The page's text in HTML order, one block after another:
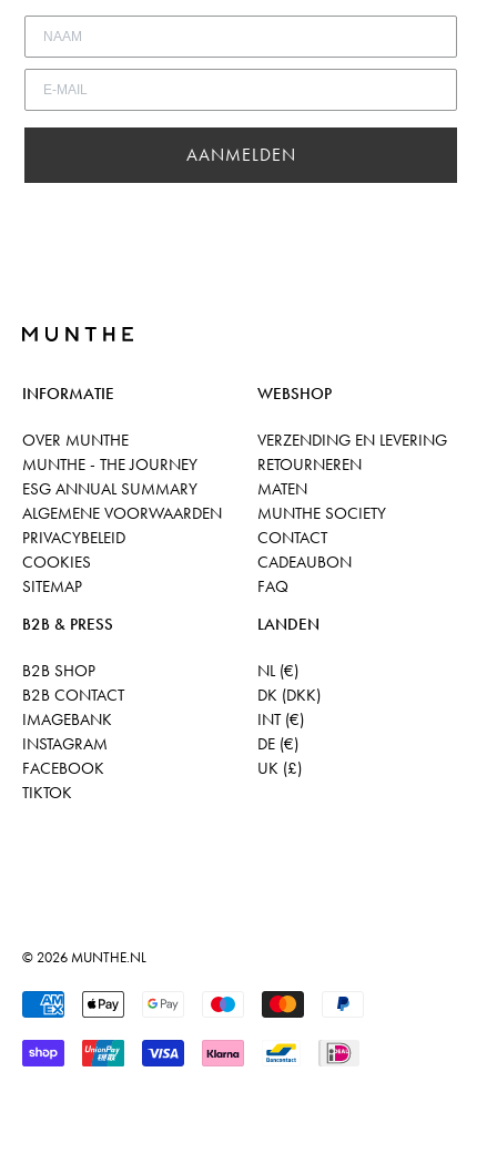
AANMELDEN
INFORMATIE
OVER MUNTHE
MUNTHE - THE JOURNEY
ESG ANNUAL SUMMARY
ALGEMENE VOORWAARDEN
PRIVACYBELEID
COOKIES
SITEMAP
WEBSHOP
VERZENDING EN LEVERING
RETOURNEREN
MATEN
MUNTHE SOCIETY
CONTACT
CADEAUBON
FAQ
B2B & PRESS
B2B SHOP
B2B CONTACT
IMAGEBANK
INSTAGRAM
FACEBOOK
TIKTOK
LANDEN
NL (€)
DK (DKK)
INT (€)
DE (€)
UK (£)
© 2026MUNTHE.NL
Geaccepteerde betalingen